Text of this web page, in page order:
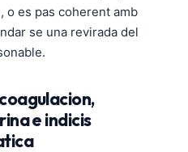
o es pas coherent amb
se una revirada del
e indicis